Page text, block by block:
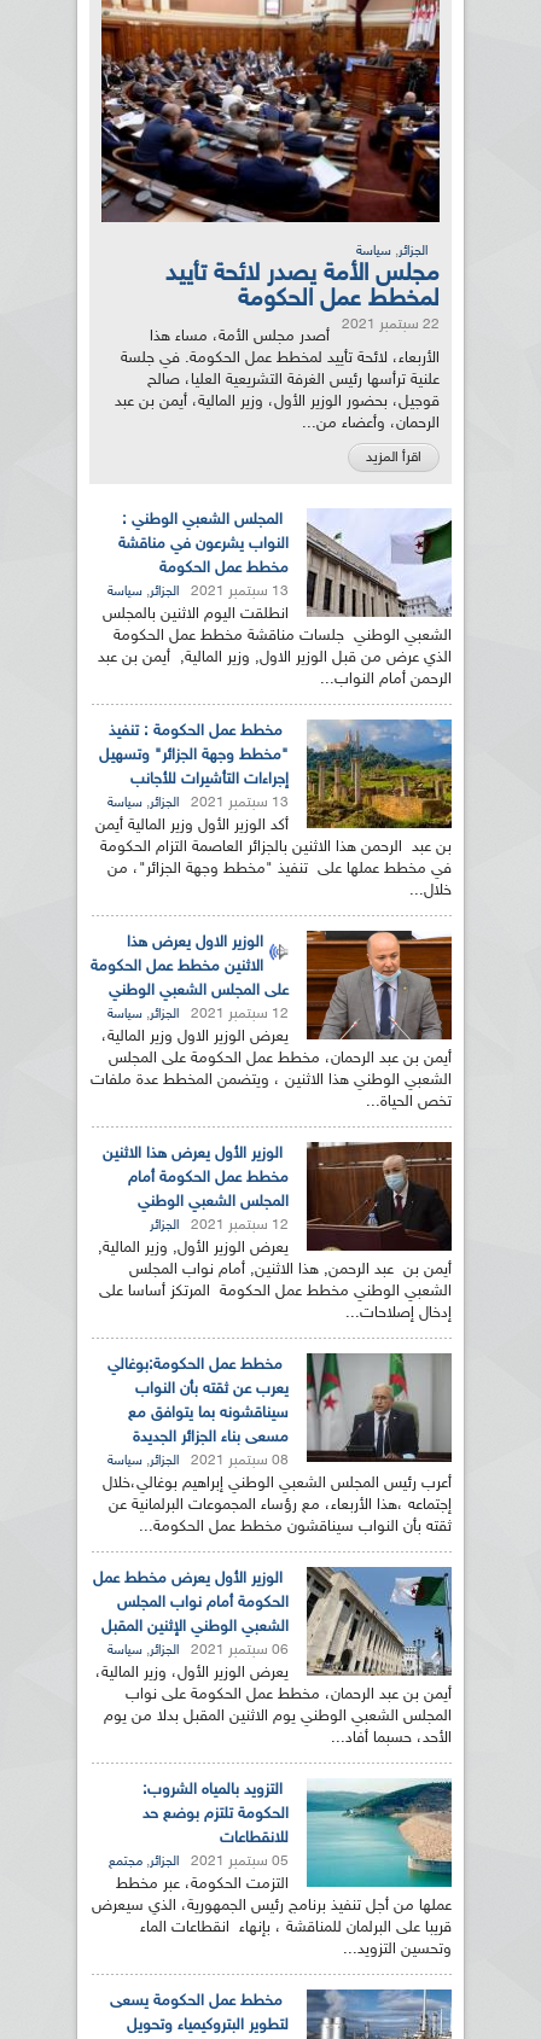
الجزائر, سياسة
مجلس الأمة يصدر لائحة تأييد
لمخطط عمل الحكومة
22 سبتمبر 2021
أصدر مجلس الأمة، مساء هذا
الأربعاء، لائحة تأييد لمخطط عمل الحكومة. في جلسة
علنية ترأسها رئيس الغرفة التشريعية العليا، صالح
قوجيل، بحضور الوزير الأول، وزير المالية، أيمن بن عبد
الرحمان، وأعضاء من...
اقرأ المزيد
المجلس الشعبي الوطني :
النواب يشرعون في مناقشة
مخطط عمل الحكومة
13 سبتمبر 2021 الجزائر, سياسة
انطلقت اليوم الاثنين بالمجلس
الشعبي الوطني جلسات مناقشة مخطط عمل الحكومة
الذي عرض من قبل الوزير الاول, وزير المالية, أيمن بن عبد
الرحمن أمام النواب...
مخطط عمل الحكومة : تنفيذ
"مخطط وجهة الجزائر" وتسهيل
إجراءات التأشيرات للأجانب
13 سبتمبر 2021 الجزائر, سياسة
أكد الوزير الأول وزير المالية أيمن
بن عبد الرحمن هذا الاثنين بالجزائر العاصمة التزام الحكومة
في مخطط عملها على تنفيذ "مخطط وجهة الجزائر"، من
خلال...
الوزير الاول يعرض هذا
الاثنين مخطط عمل الحكومة
على المجلس الشعبي الوطني
12 سبتمبر 2021 الجزائر, سياسة
يعرض الوزير الاول وزير المالية،
أيمن بن عبد الرحمان، مخطط عمل الحكومة على المجلس
الشعبي الوطني هذا الاثنين ، ويتضمن المخطط عدة ملفات
تخص الحياة...
الوزير الأول يعرض هذا الاثنين
مخطط عمل الحكومة أمام
المجلس الشعبي الوطني
12 سبتمبر 2021 الجزائر
يعرض الوزير الأول, وزير المالية,
أيمن بن عبد الرحمن, هذا الاثنين, أمام نواب المجلس
الشعبي الوطني مخطط عمل الحكومة المرتكز أساسا على
إدخال إصلاحات...
مخطط عمل الحكومة:بوغالي
يعرب عن ثقته بأن النواب
سيناقشونه بما يتوافق مع
مسعى بناء الجزائر الجديدة
08 سبتمبر 2021 الجزائر, سياسة
أعرب رئيس المجلس الشعبي الوطني إبراهيم بوغالي،خلال
إجتماعه ،هذا الأربعاء، مع رؤساء المجموعات البرلمانية عن
ثقته بأن النواب سيناقشون مخطط عمل الحكومة...
الوزير الأول يعرض مخطط عمل
الحكومة أمام نواب المجلس
الشعبي الوطني الإثنين المقبل
06 سبتمبر 2021 الجزائر, سياسة
يعرض الوزير الأول، وزير المالية،
أيمن بن عبد الرحمان، مخطط عمل الحكومة على نواب
المجلس الشعبي الوطني يوم الاثنين المقبل بدلا من يوم
الأحد، حسبما أفاد...
التزويد بالمياه الشروب:
الحكومة تلتزم بوضع حد
للانقطاعات
05 سبتمبر 2021 الجزائر, مجتمع
التزمت الحكومة، عبر مخطط
عملها من أجل تنفيذ برنامج رئيس الجمهورية، الذي سيعرض
قريبا على البرلمان للمناقشة ، بإنهاء انقطاعات الماء
وتحسين التزويد...
مخطط عمل الحكومة يسعى
لتطوير البتروكيمياء وتحويل